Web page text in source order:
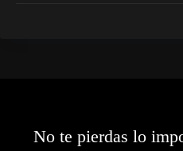
No te pierdas lo